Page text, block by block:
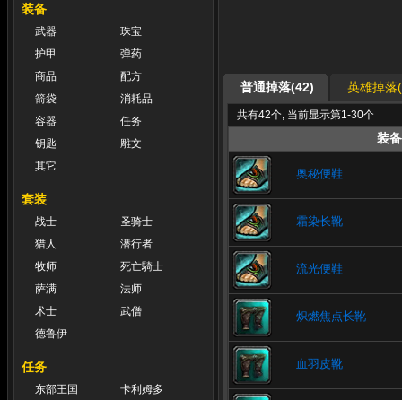
装备
武器
珠宝
护甲
弹药
商品
配方
箭袋
消耗品
容器
任务
钥匙
雕文
其它
套装
战士
圣骑士
猎人
潜行者
牧师
死亡騎士
萨满
法师
术士
武僧
德鲁伊
任务
东部王国
卡利姆多
普通掉落(42) 英雄掉落
共有42个, 当前显示第1-30个
装备
奥秘便鞋
霜染长靴
流光便鞋
炽燃焦点长靴
血羽皮靴